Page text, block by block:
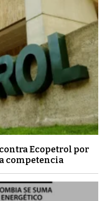
Ecopetrol por
competencia